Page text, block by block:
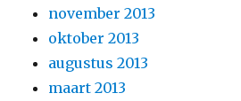
november 2013
oktober 2013
augustus 2013
maart 2013